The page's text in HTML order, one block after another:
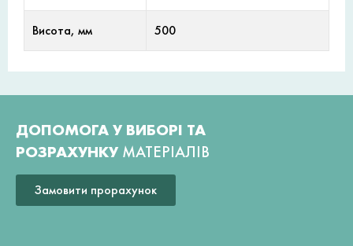
Висота, мм 500
ДОПОМОГА У ВИБОРІ ТА
РОЗРАХУНКУ МАТЕРІАЛІВ
Замовити прорахунок